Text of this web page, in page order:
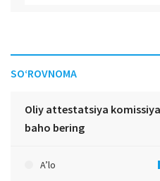
SO‘ROVNOMA
Oliy attestatsiya
baho bering
A’lo